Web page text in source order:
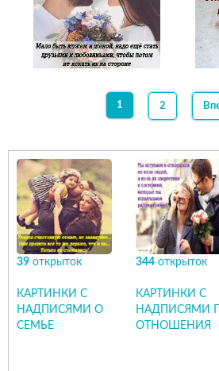
1 2
39 открыток
КАРТИНКИ С
НАДПИСЯМИ О
СЕМЬЕ
344 открыток
КАРТИНКИ С
НАДПИСЯМИ
ОТНОШЕНИЯ